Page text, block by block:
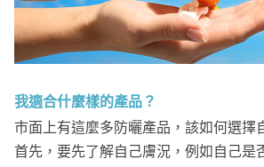
我適合什麼樣的產品？
市面上有這麼多防曬產品，該如何選擇
首先，要先了解自己膚況，例如自己是